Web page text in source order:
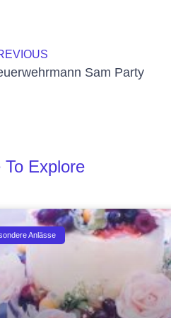
Sam Party
To Explore
Anlässe